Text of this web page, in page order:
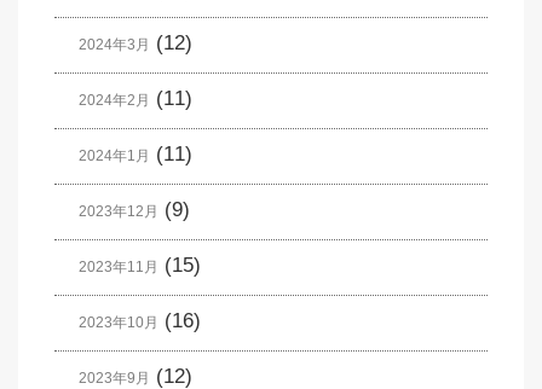
2024年3月 (12)
2024年2月 (11)
2024年1月 (11)
2023年12月 (9)
2023年11月 (15)
2023年10月 (16)
2023年9月 (12)